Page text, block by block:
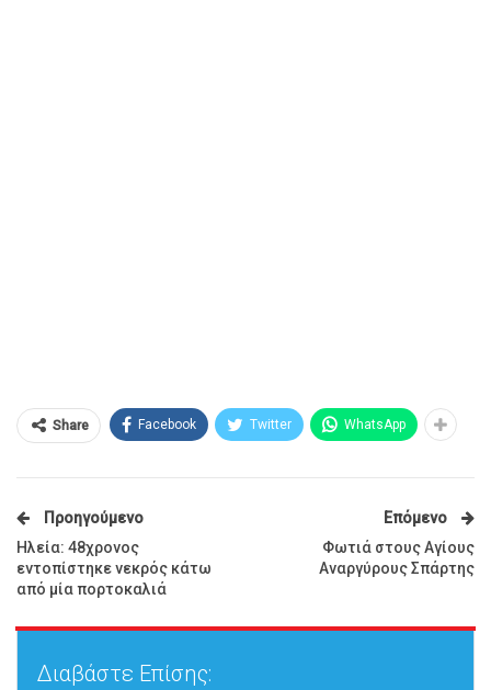
Share Facebook Twitter WhatsApp
Προηγούμενο
Ηλεία: 48χρονος
εντοπίστηκε νεκρός κάτω
από μία πορτοκαλιά
Επόμενο
Φωτιά στους Αγίους
Αναργύρους Σπάρτης
Διαβάστε Επίσης: